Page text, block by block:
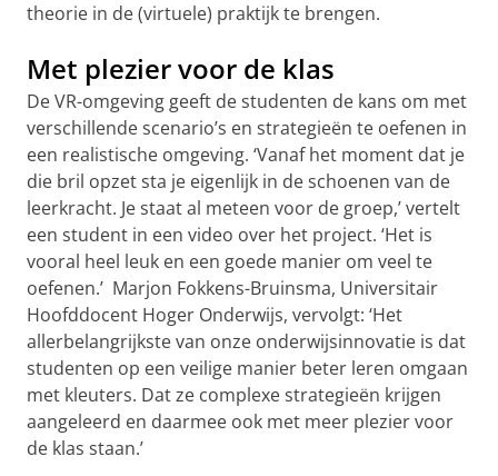
theorie in de (virtuele) praktijk te brengen.
Met plezier voor de klas
De VR-omgeving geeft de studenten de kans om met
verschillende scenario’s en strategieën te oefenen in
een realistische omgeving. ‘Vanaf het moment dat je
die bril opzet sta je eigenlijk in de schoenen van de
leerkracht. Je staat al meteen voor de groep,’ vertelt
een student in een video over het project. ‘Het is
vooral heel leuk en een goede manier om veel te
oefenen.’ Marjon Fokkens-Bruinsma, Universitair
Hoofddocent Hoger Onderwijs, vervolgt: ‘Het
allerbelangrijkste van onze onderwijsinnovatie is dat
studenten op een veilige manier beter leren omgaan
met kleuters. Dat ze complexe strategieën krijgen
aangeleerd en daarmee ook met meer plezier voor
de klas staan.’